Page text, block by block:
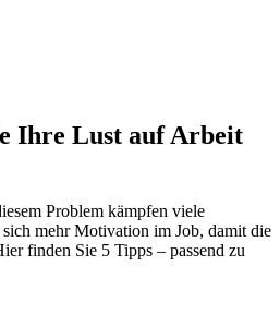
Ihre Lust auf Arbeit
Problem kämpfen viele
mehr Motivation im Job, damit die
finden Sie 5 Tipps – passend zu